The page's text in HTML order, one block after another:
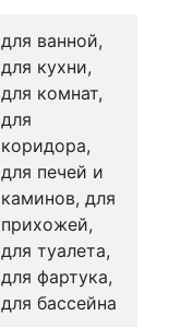
для ванной,
для кухни,
для комнат,
для
коридора,
для печей и
каминов, для
прихожей,
для туалета,
для фартука,
для бассейна